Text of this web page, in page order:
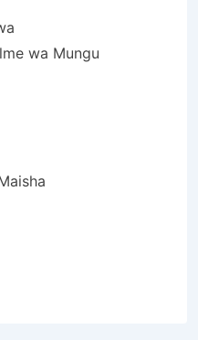
kuwa
wa Mungu
Wakristo
Maisha